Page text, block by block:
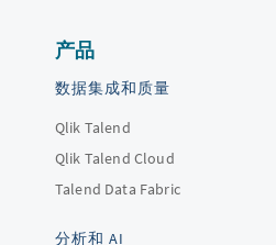
产品
数据集成和质量
Qlik Talend
Qlik Talend Cloud
Talend Data Fabric
分析和 AI